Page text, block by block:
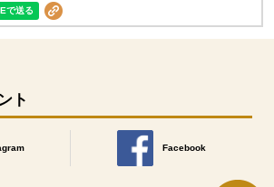
ト
ィンドウで開きます。
Facebook
別のウィンドウで開きます